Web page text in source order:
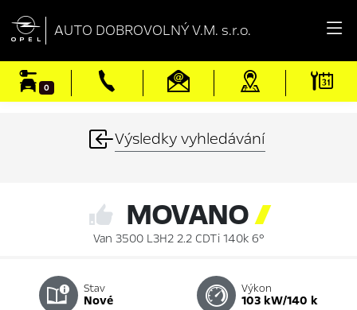
 AUTO DOBROVOLNÝ V.M. s.r.o.
0
Výsledky vyhledávání
MOVANO
Van 3500 L3H2 2.2 CDTi 140k 6°
Stav
nové
Výkon
103 kW/140 k